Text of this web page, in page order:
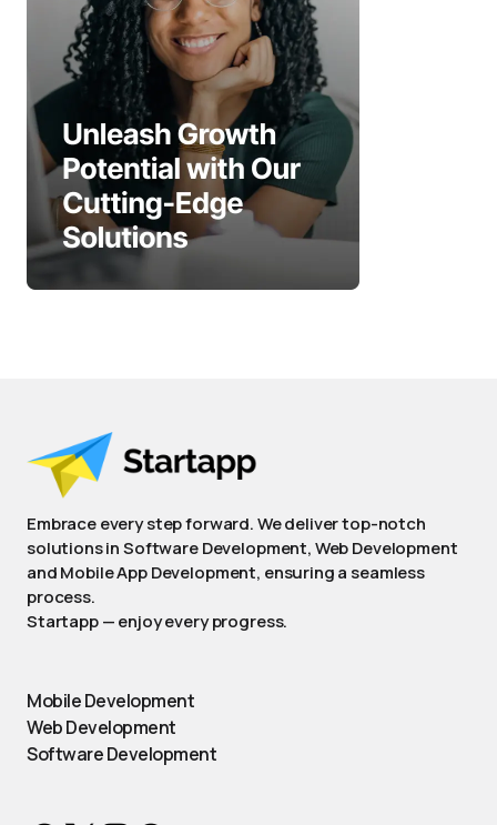
Embrace every step forward. We deliver top-notch
solutions in Software Development, Web Development
and Mobile App Development, ensuring a seamless
process.
Startapp — enjoy every progress.
Mobile Development
Web Development
Software Development